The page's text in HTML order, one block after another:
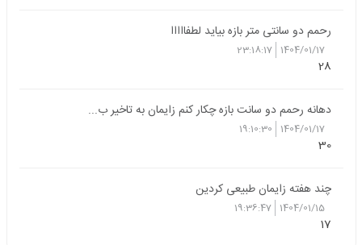
رحمم دو سانتی متر بازه بیاید لطفااااا
1404/01/17
23:18:17
28
دهانه رحمم دو سانت بازه چکار کنم زایمان به تاخیر ب...
1404/01/17
19:10:30
30
چند هفته زایمان طبیعی کردین
1404/01/15
19:36:47
17